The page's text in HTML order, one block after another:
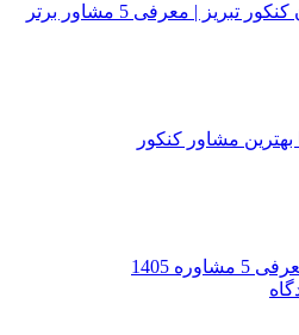
| معرفی 5 مشاور برتر
مشاور کنکور
1405